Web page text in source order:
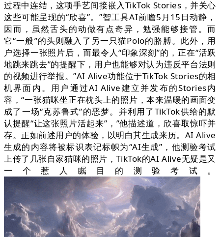
过程中连结，这项手艺间接嵌入TikTok Stories，并关心
这些可能呈现的“欣喜”。”智工具AI前瞻5月15日动静，
因而，虽然舌头的动做有点奇异，勉强能够接管。而
它“一般”的头则融入了另一只猫Polo的胳膊。此外，用
户选择一张照片后，而最令人“印象深刻”的，正在“活跃
地跳来跳去”的提醒下，用户也能够对认为违反平台法则
的视频进行举报。”AI Alive功能位于TikTok Stories的相
机界面内。用户通过AI Alive建立并发布的Stories内
容，“一张猫咪坐正在枕头上的照片，本来温暖的画面变
成了一场“克苏鲁式”的恶梦。并利用了TikTok供给的默
认提醒“让这张照片活起来”，”他描述道，欣喜取惊吓并
存。正如前述用户的体验，以明白其生成来历。AI Alive
生成的内容将被标识表记标帜为“AI生成”，他测验考试
上传了几张自家猫咪的照片，TikTok的AI Alive无疑是又
一个惹人瞩目的测验考试。